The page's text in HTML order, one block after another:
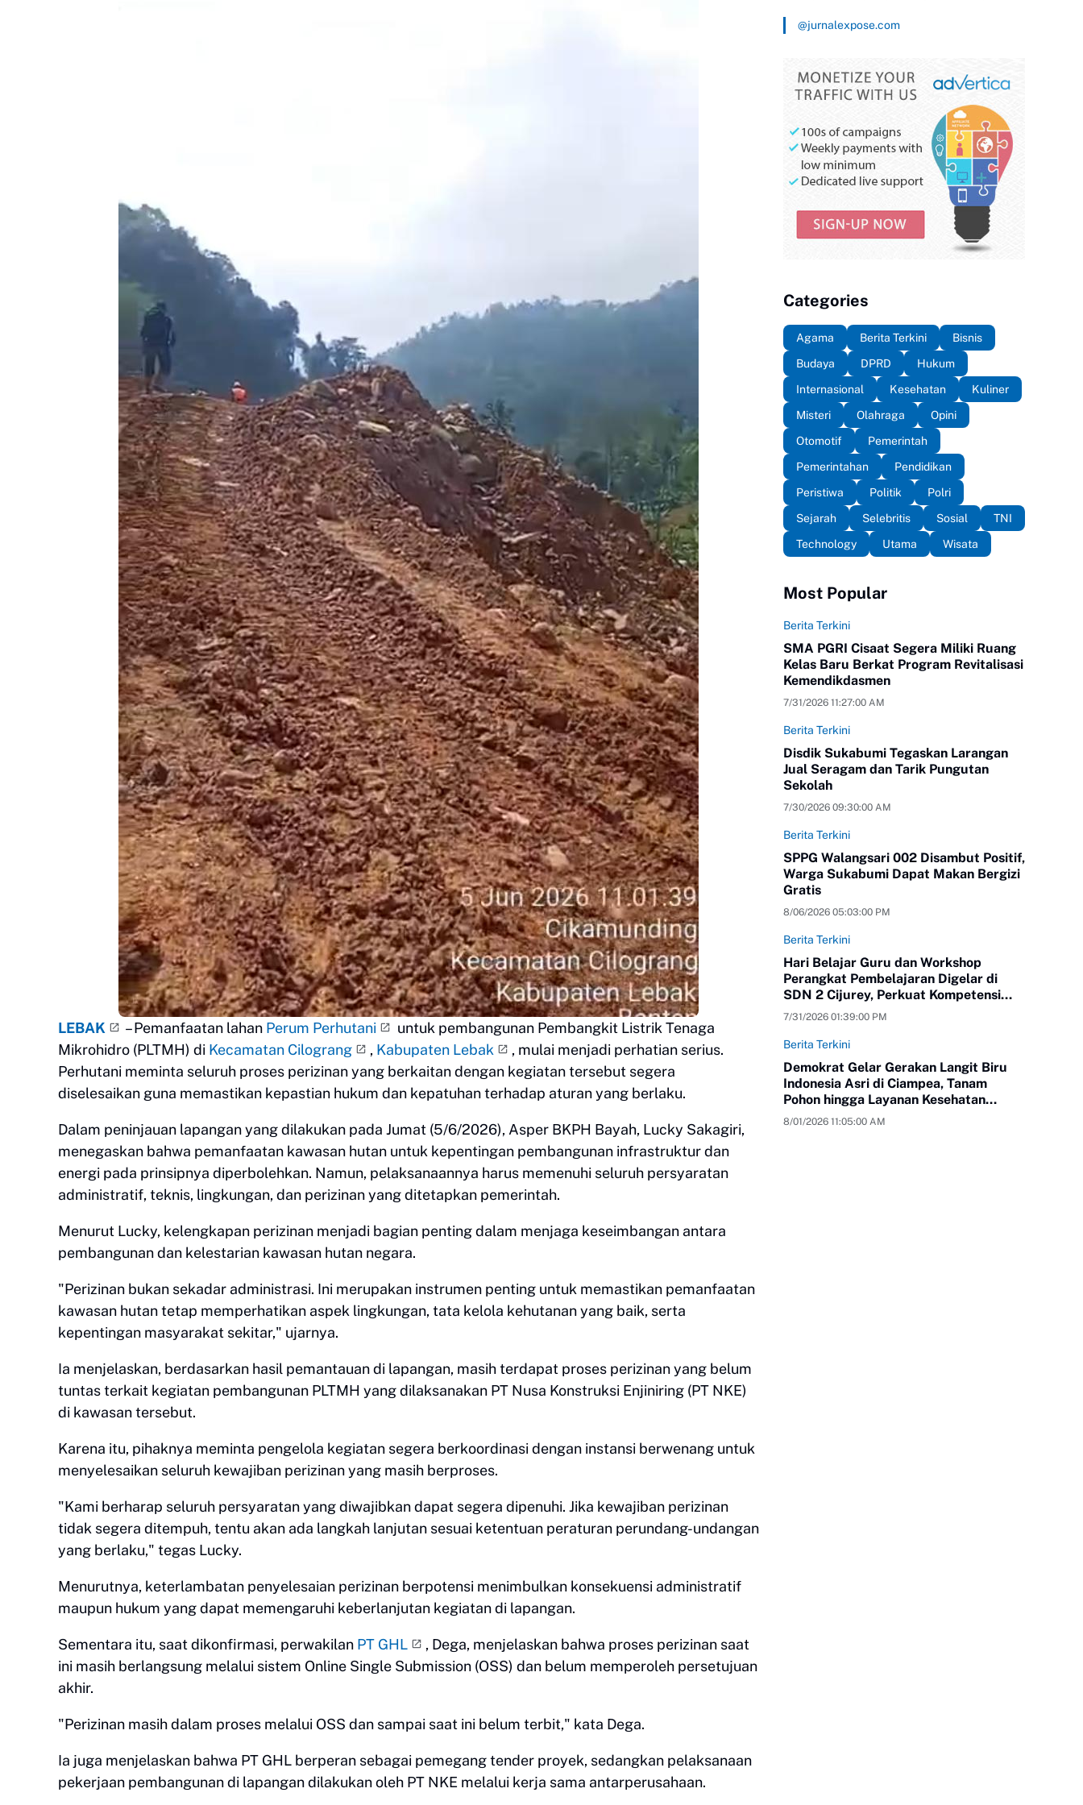
LEBAK – Pemanfaatan lahan Perum Perhutani
untuk pembangunan Pembangkit Listrik Tenaga
Mikrohidro (PLTMH) di Kecamatan Cilograng , Kabupaten Lebak
, mulai menjadi perhatian serius.
Perhutani meminta seluruh proses perizinan yang berkaitan dengan kegiatan tersebut segera
diselesaikan guna memastikan kepastian hukum dan kepatuhan terhadap aturan yang berlaku.
Dalam peninjauan lapangan yang dilakukan pada Jumat (5/6/2026), Asper BKPH Bayah, Lucky Sakagiri,
menegaskan bahwa pemanfaatan kawasan hutan untuk kepentingan pembangunan infrastruktur dan
energi pada prinsipnya diperbolehkan. Namun, pelaksanaannya harus memenuhi seluruh persyaratan
administratif, teknis, lingkungan, dan perizinan yang ditetapkan pemerintah.
Menurut Lucky, kelengkapan perizinan menjadi bagian penting dalam menjaga keseimbangan antara
pembangunan dan kelestarian kawasan hutan negara.
"Perizinan bukan sekadar administrasi. Ini merupakan instrumen penting untuk memastikan pemanfaatan
kawasan hutan tetap memperhatikan aspek lingkungan, tata kelola kehutanan yang baik, serta
kepentingan masyarakat sekitar," ujarnya.
Ia menjelaskan, berdasarkan hasil pemantauan di lapangan, masih terdapat proses perizinan yang belum
tuntas terkait kegiatan pembangunan PLTMH yang dilaksanakan PT Nusa Konstruksi Enjiniring (PT NKE)
di kawasan tersebut.
Karena itu, pihaknya meminta pengelola kegiatan segera berkoordinasi dengan instansi berwenang untuk
menyelesaikan seluruh kewajiban perizinan yang masih berproses.
"Kami berharap seluruh persyaratan yang diwajibkan dapat segera dipenuhi. Jika kewajiban perizinan
tidak segera ditempuh, tentu akan ada langkah lanjutan sesuai ketentuan peraturan perundang-undangan
yang berlaku," tegas Lucky.
Menurutnya, keterlambatan penyelesaian perizinan berpotensi menimbulkan konsekuensi administratif
maupun hukum yang dapat memengaruhi keberlanjutan kegiatan di lapangan.
Sementara itu, saat dikonfirmasi, perwakilan PT GHL
, Dega, menjelaskan bahwa proses perizinan saat
ini masih berlangsung melalui sistem Online Single Submission (OSS) dan belum memperoleh persetujuan
akhir.
"Perizinan masih dalam proses melalui OSS dan sampai saat ini belum terbit," kata Dega.
Ia juga menjelaskan bahwa PT GHL berperan sebagai pemegang tender proyek, sedangkan pelaksanaan
pekerjaan pembangunan di lapangan dilakukan oleh PT NKE melalui kerja sama antarperusahaan.
@jurnalexpose.com
Categories
Agama Berita Terkini
Bisnis
Budaya
DPRD
Hukum
Internasional
Kesehatan
Kuliner
Misteri
Olahraga
Opini
Otomotif
Pemerintah
Pemerintahan
Pendidikan
Peristiwa
Politik
Polri
Sejarah
Selebritis Sosial
TNI
Technology
Utama Wisata
Most Popular
Berita Terkini
SMA PGRI Cisaat Segera Miliki Ruang
Kelas Baru Berkat Program Revitalisasi
Kemendikdasmen
7/31/2026 11:27:00 AM
Berita Terkini
Disdik Sukabumi Tegaskan Larangan
Jual Seragam dan Tarik Pungutan
Sekolah
7/30/2026 09:30:00 AM
Berita Terkini
SPPG Walangsari 002 Disambut Positif,
Warga Sukabumi Dapat Makan Bergizi
Gratis
8/06/2026 05:03:00 PM
Berita Terkini
Hari Belajar Guru dan Workshop
Perangkat Pembelajaran Digelar di
SDN 2 Cijurey, Perkuat Kompetensi
Pendidik
7/31/2026 01:39:00 PM
Berita Terkini
Demokrat Gelar Gerakan Langit Biru
Indonesia Asri di Ciampea, Tanam
Pohon hingga Layanan Kesehatan
Gratis
8/01/2026 11:05:00 AM